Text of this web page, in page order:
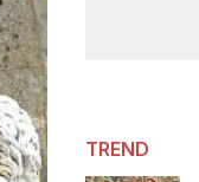
TREND